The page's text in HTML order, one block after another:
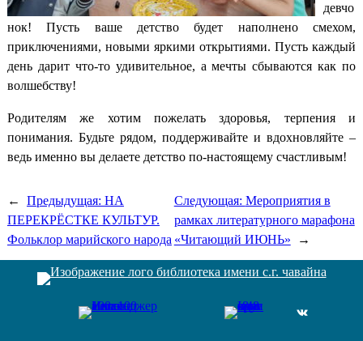
девчо
нок! Пусть ваше детство будет наполнено смехом,
приключениями, новыми яркими открытиями. Пусть каждый
день дарит что-то удивительное, а мечты сбываются как по
волшебству!
Родителям же хотим пожелать здоровья, терпения и
понимания. Будьте рядом, поддерживайте и вдохновляйте –
ведь именно вы делаете детство по-настоящему счастливым!
← Предыдущая: НА
ПЕРЕКРЁСТКЕ КУЛЬТУР.
Фольклор марийского народа
Следующая: Мероприятия в
рамках литературного марафона
«Читающий ИЮНЬ»
→
ВКонтакте